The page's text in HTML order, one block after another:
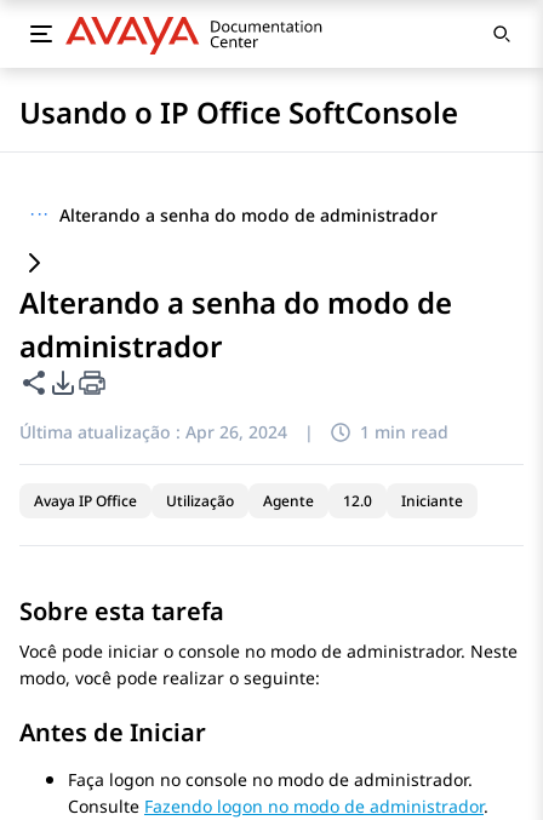
Usando o IP Office SoftConsole
··· Alterando a senha do modo de administrador
Alterando a senha do modo de
administrador
Compartilhar esta página
Opções de exportação de PDF
Última atualização : Apr 26, 2024 | 1 min read
Avaya IP Office Utilização Agente 12.0 Iniciante
Sobre esta tarefa
Você pode iniciar o console no modo de administrador. Neste
modo, você pode realizar o seguinte:
Antes de Iniciar
Faça logon no console no modo de administrador.
Consulte Fazendo logon no modo de administrador.